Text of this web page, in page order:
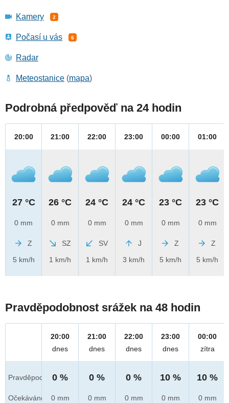
Kamery 2
Počasí u vás 6
Radar
Meteostanice (mapa)
Podrobná předpověď na 24 hodin
20:00
27 °C
0 mm
Z
5 km/h
21:00
26 °C
0 mm
SZ
1 km/h
22:00
24 °C
0 mm
SV
1 km/h
23:00
24 °C
0 mm
J
3 km/h
00:00
23 °C
0 mm
Z
5 km/h
01:00
23 °C
0 mm
Z
5 km/h
Pravděpodobnost srážek na 48 hodin
Pravděpod.
Očekáváno
20:00
dnes
0 %
0 mm
21:00
dnes
0 %
0 mm
22:00
dnes
0 %
0 mm
23:00
dnes
10 %
0 mm
00:00
zítra
10 %
0 mm